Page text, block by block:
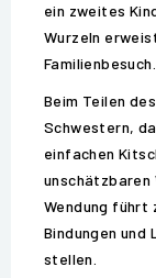
ein zweites
Wurzeln
Familienbesuch.
Beim Teilen
Schwestern,
einfachen
Wendung führt
Bindungen und
stellen.